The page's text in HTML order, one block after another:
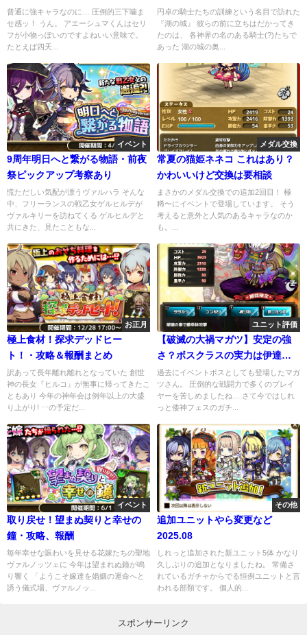
性能がいいぞぉ
普通に強キャラなのに… 圧倒的三下噛ま
せ感ッ！ うん。 アエーシュマくんはセリ
フが小物っぽいのですよねいい意味で。
たとえば四天...
円卓の騎士たちの訓練という名目で訪れた
『湖の城』 彼らの前に立ちはだかってき
たのは、 各神界の名のある騎士(?)たちで
あった 湖の城の奥...
イベント
9周年明日へと繋がる物語・前夜
祭ピックアップ考察あり
慌ただしい気配が漂うヴァルハラ そんな
中、フリーランスの戦乙女ゲルヒルデが
ヴァルキリーを訪ねてくる ゲルヒルデと
共にきた、見たこともな...
メダル交換
常夏の猫姫ネネコ これはあり？
かわいいけど交換は要相談
まさかのメダル交換での追加2回目！ 極
稀〜にイベントで登場しています。 そう
考えると意外と人気のあるキャラなのか
も。...
お正月
極上食材！探求デッドヒー
ト！・攻略＆報酬まとめ
訳あって長年離れ離れとなっていた 創世
神の長女『ヒルコ』が無事に帰ってきたこ
ともあり 今年の神年会は例年以上の大盛
り上がり! ⋯の予定だ...
ユニット評価
【破滅の大禍マガツ】安定の強
さ？ボスクラスの実力は伊達じ
ゃない
過去にイベントボスとしても登場したマガ
ツさん。 圧倒的な戦闘力で多くのプレイ
ヤーを苦しめましたね… さて今ではしれ
っと倭神フェスのガチ...
イベント
取り戻せ！望まぬ契りと幸せの
鐘・攻略、報酬
毎年幸せな賑わいを見せる花嫁たちの聖地
ヴァルノッツェに 今年は望まれぬ鐘が鳴
り響く 「ようこそ嫁達を婚姻の運命へと
誘う儀式場、ヴァルノッ...
その他
追加ユニットやら変更など
2025.08
しれっと追加された新ユニット5体 かなり
久しぶりの追加となりましたね。 常備さ
れているガチャからでる恒例ユニットと言
われる部類です。 個人的...
スポンサーリンク